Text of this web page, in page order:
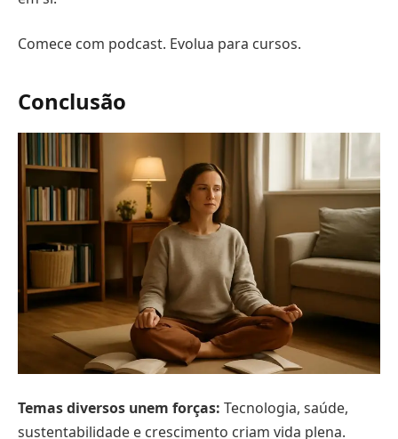
Comece com podcast. Evolua para cursos.
Conclusão
Temas diversos unem forças: Tecnologia, saúde,
sustentabilidade e crescimento criam vida plena.